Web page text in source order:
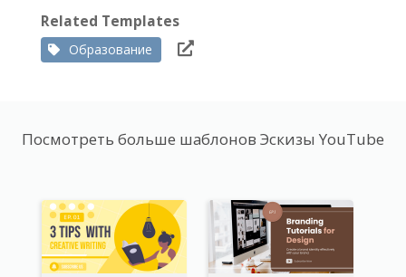
Related Templates
Образование
Посмотреть больше шаблонов Эскизы YouTube